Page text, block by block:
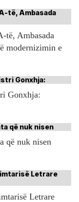
të, Ambasada
modernizimin e
Gonxhja:
që nuk nisen
Letrare